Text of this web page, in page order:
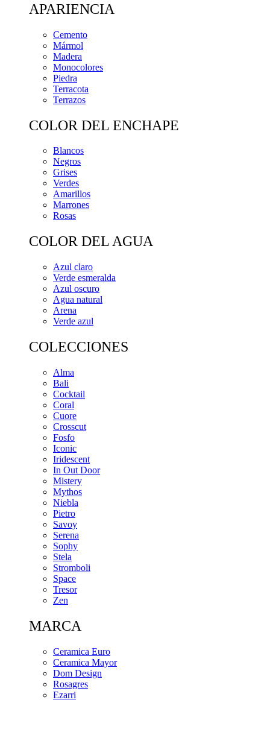
APARIENCIA
Cemento
Mármol
Madera
Monocolores
Piedra
Terracota
Terrazos
COLOR DEL ENCHAPE
Blancos
Negros
Grises
Verdes
Amarillos
Marrones
Rosas
COLOR DEL AGUA
Azul claro
Verde esmeralda
Azul oscuro
Agua natural
Arena
Verde azul
COLECCIONES
Alma
Bali
Cocktail
Coral
Cuore
Crosscut
Fosfo
Iconic
Iridescent
In Out Door
Mistery
Mythos
Niebla
Pietro
Savoy
Serena
Sophy
Stela
Stromboli
Space
Tresor
Zen
MARCA
Ceramica Euro
Ceramica Mayor
Dom Design
Rosagres
Ezarri